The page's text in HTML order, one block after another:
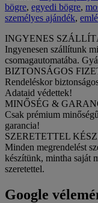
bögre, egyedi bögre,
személyes ajándék,
INGYENES
Ingyenesen szállítunk
csomagautomatába.
BIZTONSÁGOS
Rendeléskor
Adataid védettek!
MINŐSÉG &
Csak prémium
garancia!
SZERETETTEL
Minden megrendelést
készítünk, mintha saját
szeretettel.
Google